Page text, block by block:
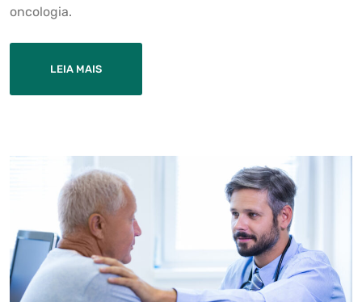
oncologia.
LEIA MAIS